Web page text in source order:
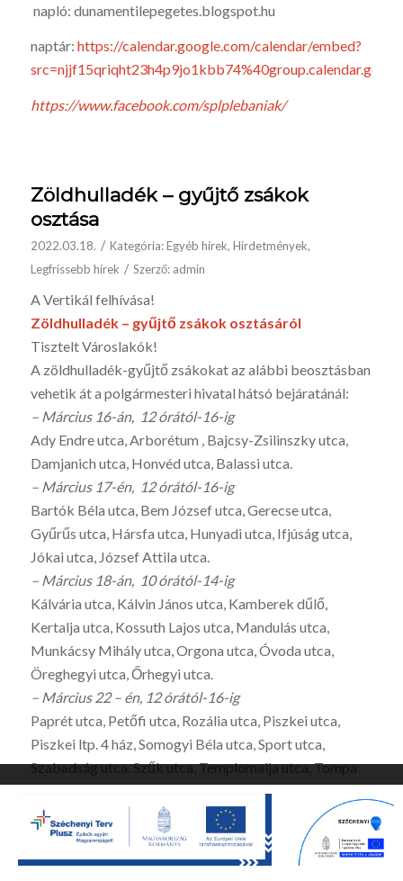
napló: dunamentilepegetes.blogspot.hu
naptár: https://calendar.google.com/calendar/embed?
https://www.facebook.com/splplebaniak/
Zöldhulladék – gyűjtő zsákok
osztása
2022.03.18. / Kategória:Egyéb hírek, Hirdetmények,
Legfrissebb hírek / Szerző: admin
A Vertikál felhívása!
Zöldhulladék – gyűjtő zsákok osztásáról
Tisztelt Városlakók!
A zöldhulladék-gyűjtő zsákokat az alábbi beosztásban
vehetik át a polgármesteri hivatal hátsó bejáratánál:
– Március 16-án, 12 órától-16-ig
Ady Endre utca, Arborétum , Bajcsy-Zsilinszky utca,
Damjanich utca, Honvéd utca, Balassi utca.
– Március 17-én, 12 órától-16-ig
Bartók Béla utca, Bem József utca, Gerecse utca,
Gyűrűs utca, Hársfa utca, Hunyadi utca, Ifjúság utca,
Jókai utca, József Attila utca.
– Március 18-án, 10 órától-14-ig
Kálvária utca, Kálvin János utca, Kamberek dűlő,
Kertalja utca, Kossuth Lajos utca, Mandulás utca,
Munkácsy Mihály utca, Orgona utca, Óvoda utca,
Öreghegyi utca, Őrhegyi utca.
– Március 22 – én, 12 órától-16-ig
Paprét utca, Petőfi utca, Rozália utca, Piszkei utca,
Piszkei ltp. 4 ház, Somogyi Béla utca, Sport utca,
Szabadság utca, Szűk utca, Templomalja utca, Tompa
-Március 24 – én, 12 órától-16-ig
Vasút utca, Zsebeházi utca, Zrinyi ltp.. kertes házak,
Dózsa György út 1-től 120-as házszámig.
Ez a webhely sütiket használ. A webhely böngészésének folytatásával
Ön elfogadja a sütik használatát.
Rendben Beállítások